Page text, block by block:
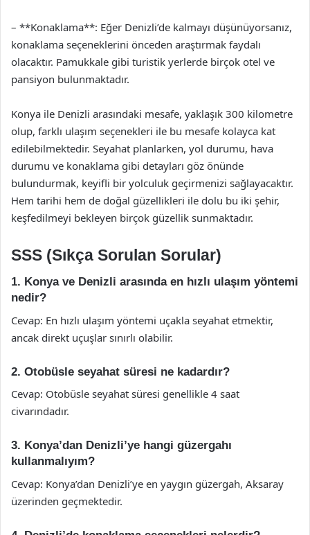
– **Konaklama**: Eğer Denizli’de kalmayı düşünüyorsanız,
konaklama seçeneklerini önceden araştırmak faydalı
olacaktır. Pamukkale gibi turistik yerlerde birçok otel ve
pansiyon bulunmaktadır.
Konya ile Denizli arasındaki mesafe, yaklaşık 300 kilometre
olup, farklı ulaşım seçenekleri ile bu mesafe kolayca kat
edilebilmektedir. Seyahat planlarken, yol durumu, hava
durumu ve konaklama gibi detayları göz önünde
bulundurmak, keyifli bir yolculuk geçirmenizi sağlayacaktır.
Hem tarihi hem de doğal güzellikleri ile dolu bu iki şehir,
keşfedilmeyi bekleyen birçok güzellik sunmaktadır.
SSS (Sıkça Sorulan Sorular)
1. Konya ve Denizli arasında en hızlı ulaşım yöntemi
nedir?
Cevap: En hızlı ulaşım yöntemi uçakla seyahat etmektir,
ancak direkt uçuşlar sınırlı olabilir.
2. Otobüsle seyahat süresi ne kadardır?
Cevap: Otobüsle seyahat süresi genellikle 4 saat
civarındadır.
3. Konya’dan Denizli’ye hangi güzergahı
kullanmalıyım?
Cevap: Konya’dan Denizli’ye en yaygın güzergah, Aksaray
üzerinden geçmektedir.